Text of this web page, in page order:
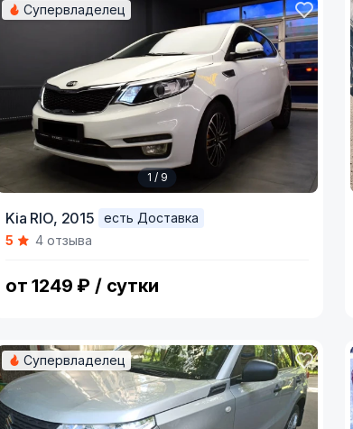
of
Супервладелец
1 / 9
Kia RIO, 2015
есть Доставка
5
4 отзыва
от 1249 ₽ / сутки
Супервладелец